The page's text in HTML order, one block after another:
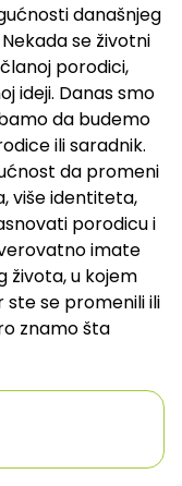
današnjeg
se životni
porodici,
ideji. Danas smo
da budemo
ili saradnik.
da promeni
više identiteta,
porodicu i
imate
života, u kojem
se promenili ili
znamo šta